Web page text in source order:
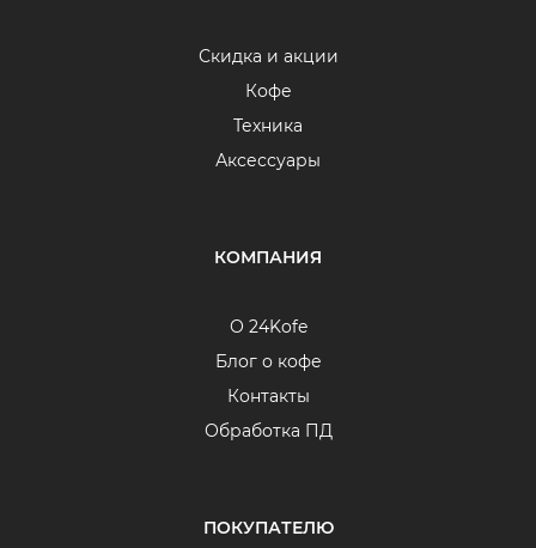
Скидка и акции
Кофе
Техника
Аксессуары
КОМПАНИЯ
О 24Kofe
Блог о кофе
Контакты
Обработка ПД
ПОКУПАТЕЛЮ